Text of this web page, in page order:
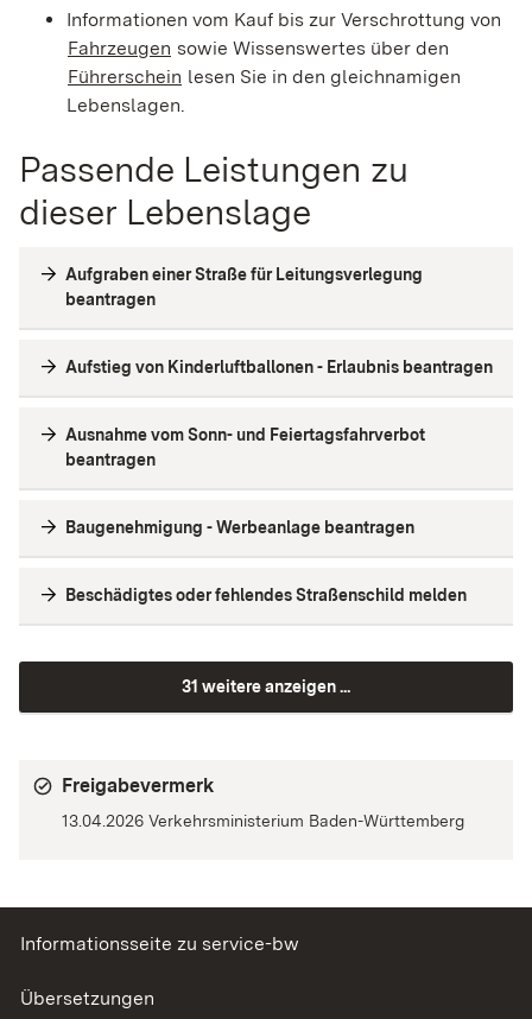
Informationen vom Kauf bis zur Verschrottung von
Fahrzeugen sowie Wissenswertes über den
Führerschein lesen Sie in den gleichnamigen
Lebenslagen.
Passende Leistungen zu
dieser Lebenslage
Aufgraben einer Straße für Leitungsverlegung
beantragen
Aufstieg von Kinderluftballonen - Erlaubnis beantragen
Ausnahme vom Sonn- und Feiertagsfahrverbot
beantragen
Baugenehmigung - Werbeanlage beantragen
Beschädigtes oder fehlendes Straßenschild melden
31 weitere anzeigen ...
Freigabevermerk
13.04.2026 Verkehrsministerium Baden-Württemberg
Informationsseite zu service-bw
Übersetzungen